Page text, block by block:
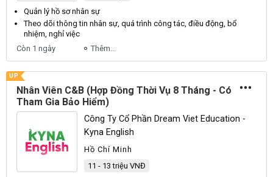
Quản lý hồ sơnhân sự
Theo dõi thông tin nhân sự, quá trình công tác, điều động, bổ
nhiệm, nghỉ việc
Còn 1 ngày
Thêm...
UP
Nhân Viên C&B (Hợp Đồng Thời Vụ 8 Tháng - Có
Tham Gia Bảo Hiểm)
Công Ty Cổ Phần Dream Viet Education -
Kyna English
Hồ Chí Minh
11 - 13 triệu VNĐ